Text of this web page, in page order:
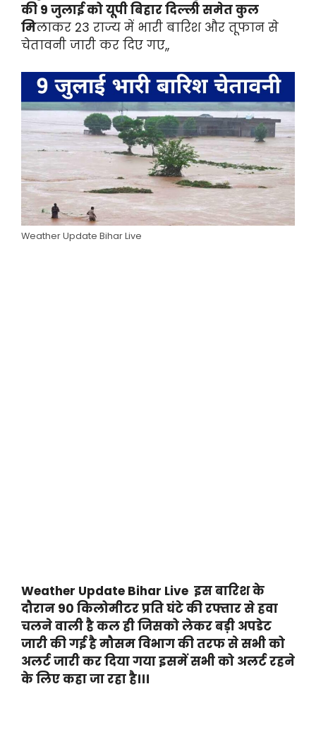
की 9 जुलाई को यूपी बिहार दिल्ली समेत कुल
मिलाकर 23 राज्य में भारी बारिश और तूफान से
चेतावनी जारी कर दिए गए,,
Weather Update Bihar Live
Weather Update Bihar Live इस बारिश के
दौरान 90 किलोमीटर प्रति घंटे की रफ्तार से हवा
चलने वाली है कल ही जिसको लेकर बड़ी अपडेट
जारी की गई है मौसम विभाग की तरफ से सभी को
अलर्ट जारी कर दिया गया इसमें सभी को अलर्ट रहने
के लिए कहा जा रहा है।।।